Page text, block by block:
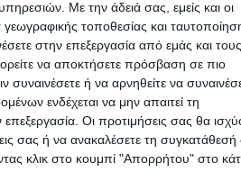
Με την άδειά σας, εμείς και οι
τοποθεσίας και
στην επεξεργασία από εμάς και τους
να αποκτήσετε πρόσβαση σε πιο
συναινέσετε ή να αρνηθείτε να
ενδέχεται να μην απαιτεί τη
Οι προτιμήσεις σας θα
σας ή να ανακαλέσετε τη συγκατάθεσή
κλικ στο κουμπί "Απορρήτου" στο